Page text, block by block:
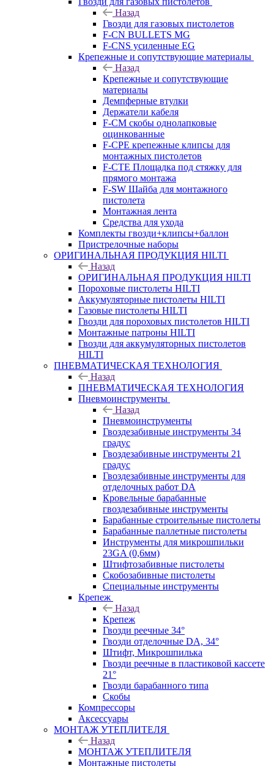
Назад
Гвозди для газовых пистолетов
F-CN BULLETS MG
F-CNS усиленные EG
Крепежные и сопутствующие материалы
Назад
Крепежные и сопутствующие
материалы
Демпферные втулки
Держатели кабеля
F-CM скобы однолапковые
оцинкованные
F-CPE крепежные клипсы для
монтажных пистолетов
F-CTE Площадка под стяжку для
прямого монтажа
F-SW Шайба для монтажного
пистолета
Монтажная лента
Средства для ухода
Комплекты гвозди+клипсы+баллон
Пристрелочные наборы
ОРИГИНАЛЬНАЯ ПРОДУКЦИЯ HILTI
Назад
ОРИГИНАЛЬНАЯ ПРОДУКЦИЯ HILTI
Пороховые пистолеты HILTI
Аккумуляторные пистолеты HILTI
Газовые пистолеты HILTI
Гвозди для пороховых пистолетов HILTI
Монтажные патроны HILTI
Гвозди для аккумуляторных пистолетов
HILTI
ПНЕВМАТИЧЕСКАЯ ТЕХНОЛОГИЯ
Назад
ПНЕВМАТИЧЕСКАЯ ТЕХНОЛОГИЯ
Пневмоинструменты
Назад
Пневмоинструменты
Гвоздезабивные инструменты 34
градус
Гвоздезабивные инструменты 21
градус
Гвоздезабивные инструменты для
отделочных работ DA
Кровельные барабанные
гвоздезабивные инструменты
Барабанные строительные пистолеты
Барабанные паллетные пистолеты
Инструменты для микрошпильки
23GA (0,6мм)
Штифтозабивные пистолеты
Скобозабивные пистолеты
Специальные инструменты
Крепеж
Назад
Крепеж
Гвозди реечные 34°
Гвозди отделочные DA, 34°
Штифт, Микрошпилька
Гвозди реечные в пластиковой кассете
21°
Гвозди барабанного типа
Скобы
Компрессоры
Аксессуары
МОНТАЖ УТЕПЛИТЕЛЯ
Назад
МОНТАЖ УТЕПЛИТЕЛЯ
Монтажные пистолеты